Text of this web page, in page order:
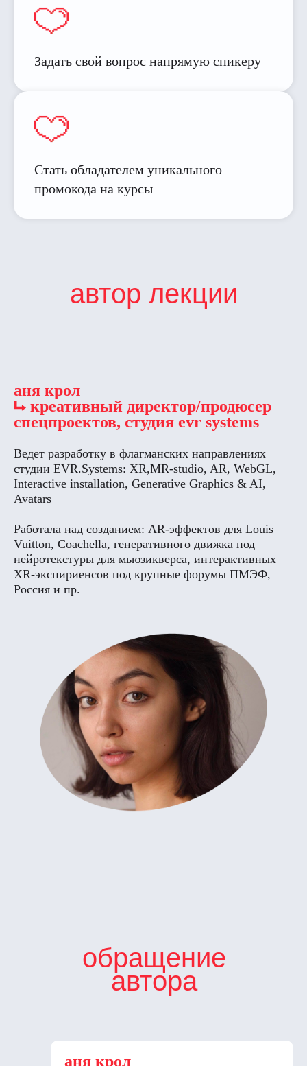
Задать свой вопрос напрямую спикеру
Cтать обладателем уникального
промокода на курсы
автор лекции
аня крол
⮡ креативный директор/продюсер
спецпроектов, студия evr systems
Ведeт разработку в флагманских направлениях
студии EVR.Systems: XR,MR-studio, AR, WebGL,
Interactive installation, Generative Graphics & AI,
Avatars
Работала над созданием: AR-эффектов для Louis
Vuitton, Coachella, генеративного движка под
нейротекстуры для мьюзикверса, интерактивных
XR-экспириенсов под крупные форумы ПМЭФ,
Россия и пр.
обращение
автора
аня крол